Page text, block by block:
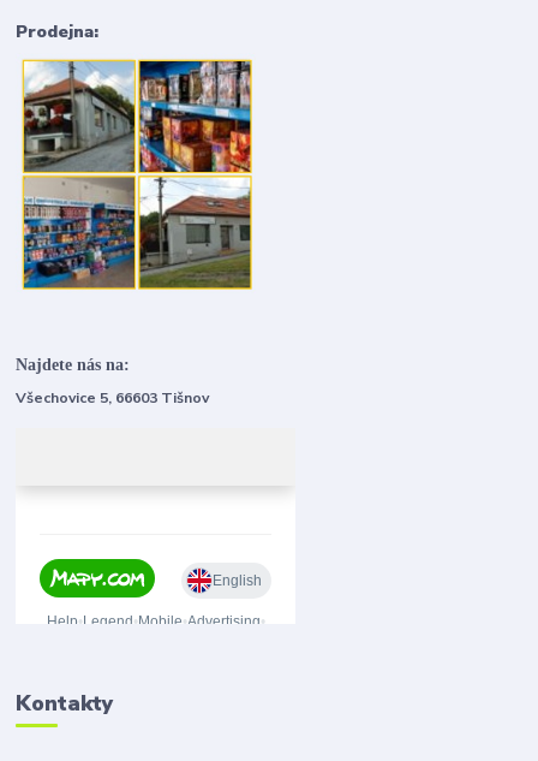
Prodejna:
Najdete nás na:
Všechovice 5, 66603 Tišnov
Kontakty